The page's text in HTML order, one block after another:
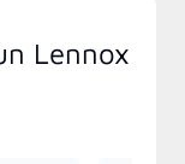
Lennox